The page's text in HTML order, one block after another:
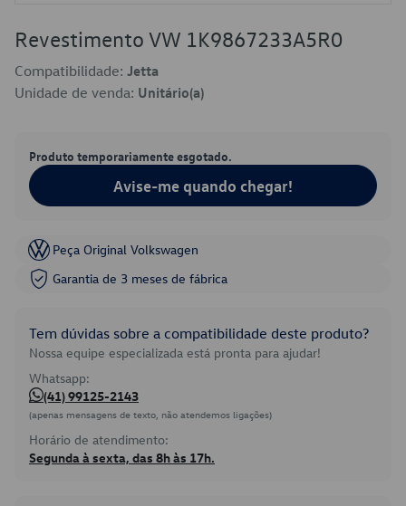
Revestimento VW 1K9867233A5R0
Compatibilidade: Jetta
Unidade de venda: Unitário(a)
Produto temporariamente esgotado.
Avise-me quando chegar!
Peça Original Volkswagen
Garantia de 3 meses de fábrica
Tem dúvidas sobre a compatibilidade deste produto?
Nossa equipe especializada está pronta para ajudar!
Whatsapp:
(41) 99125-2143
(apenas mensagens de texto, não atendemos ligações)
Horário de atendimento:
Segunda à sexta, das 8h às 17h.